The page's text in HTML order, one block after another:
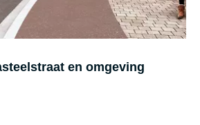
en omgeving